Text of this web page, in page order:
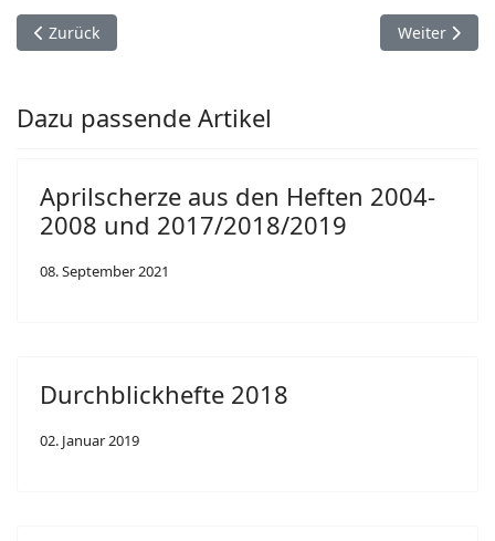
Vorheriger Beitrag: Aprilscherze aus den Heften 2004-2008
Zurück Nächster
Weiter
Dazu passende Artikel
Aprilscherze aus den Heften 2004-
2008 und 2017/2018/2019
08. September 2021
Durchblickhefte 2018
02. Januar 2019